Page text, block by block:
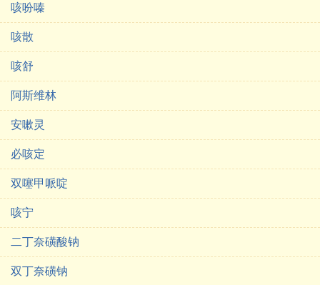
咳吩嗪
咳散
咳舒
阿斯维林
安嗽灵
必咳定
双噻甲哌啶
咳宁
二丁奈磺酸钠
双丁奈磺钠